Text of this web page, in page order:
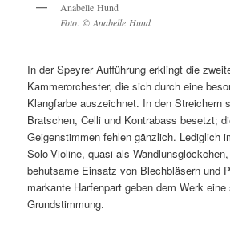
Anabelle Hund
Foto: © Anabelle Hund
In der Speyrer Aufführung erklingt die
Kammerorchester, die sich durch eine
Klangfarbe auszeichnet. In den Streichern
Bratschen, Celli und Kontrabass besetzt;
Geigenstimmen fehlen gänzlich. Lediglich
Solo-Violine, quasi als
behutsame Einsatz von Blechbläsern und
markante Harfenpart geben dem Werk
Grundstimmung.